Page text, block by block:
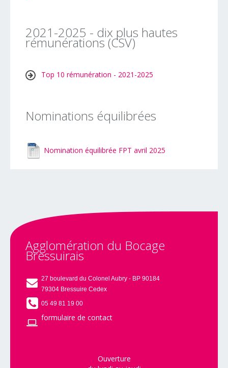
2021-2025 - dix plus hautes
rémunérations (CSV)
Top 10 rémunération - 2021-2025
Nominations équilibrées
Nomination équilibrée FPT avril 2025
Agglomération du Bocage
Bressuirais
27 boulevard du Colonel Aubry - BP 90184
79304 Bressuire Cedex
05 49 81 19 00
formulaire de contact
Ouverture